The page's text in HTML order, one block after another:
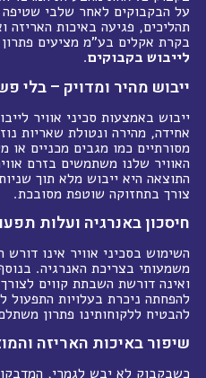
על הבקבוקים לאחר שלבי
תהליכים, פגיעה באיכות האריזה
בקרת אקלים בע"מ מציעים פתרון
לייבוש בקבוקים.
ייבוש מהיר ומדויק – בלי
ייבוש באמצעות סכיני אוויר
אחידה, מהירה ונטולת שאריות
מסורתיים כמו מגבים מכניים או
האוויר שלנו משתמשים בזרם
התוצאה היא ייבוש מלא תוך
צורך בתחזוקה שוטפת מסובכת.
חיסכון באנרגיה ועלות
השימוש בסכיני אוויר אינו
משמעותי בצריכת האנרגיה.
ואינה דורשת השבתת קווים
להפחתה ניכרת בעלויות התפעול
להבטיח ללקוחותינו פתרון
שיפור באיכות האריזה
כשבקבוק לא יבש לגמרי,